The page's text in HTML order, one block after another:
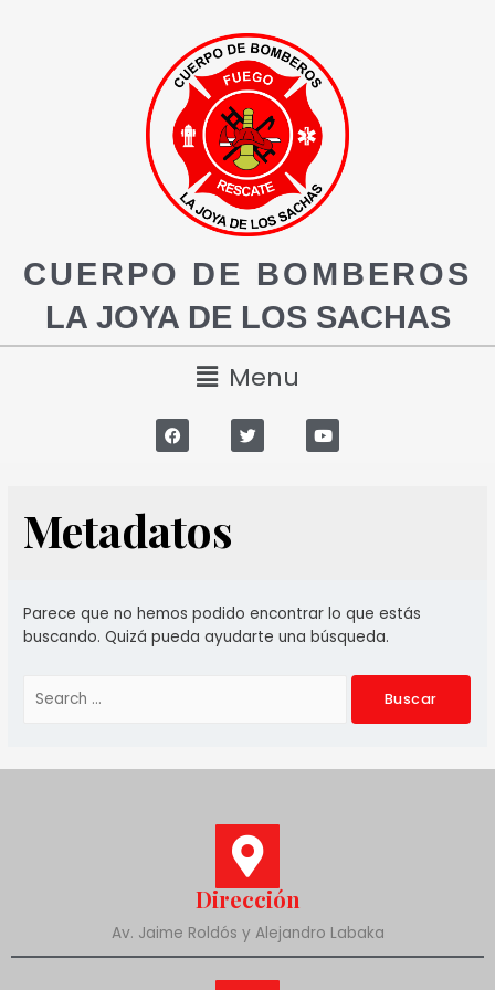
CUERPO DE BOMBEROS
LA JOYA DE LOS SACHAS
Menu
Metadatos
Parece que no hemos podido encontrar lo que estás
buscando. Quizá pueda ayudarte una búsqueda.
Dirección
Av. Jaime Roldós y Alejandro Labaka